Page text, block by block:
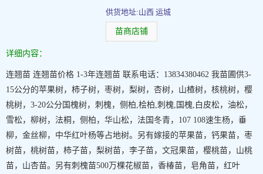
供货地址:山西 运城
苗商店铺
详细内容：
连翘苗 连翘苗价格 1-3年连翘苗 联系电话：13834380462 我苗圃供3-
15公分的苹果树，柿子树，枣树，梨树，杏树，山楂树，核桃树，樱
桃树，3-20公分国槐树，刺槐，侧柏,桧柏,刺槐,国槐,白皮松，油松，
雪松，柳树，法桐，侧柏，华山松，法国冬青，107 108速生杨，垂
柳，金丝柳，中华红叶杨等占地树。另有嫁接的苹果苗，钙果苗，枣
树苗，桃树苗，柿子苗，梨树苗，李子苗，文冠果苗，樱桃苗，山桃
苗，山杏苗。另有刺槐苗500万棵花椒苗，香椿苗，皂角苗，红叶